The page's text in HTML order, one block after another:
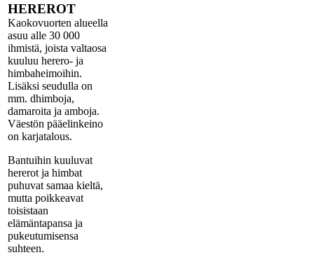
HEREROT
Kaokovuorten alueella
asuu alle 30 000
ihmistä, joista valtaosa
kuuluu herero- ja
himbaheimoihin.
Lisäksi seudulla on
mm. dhimboja,
damaroita ja amboja.
Väestön pääelinkeino
on karjatalous.
Bantuihin kuuluvat
hererot ja himbat
puhuvat samaa kieltä,
mutta poikkeavat
toisistaan
elämäntapansa ja
pukeutumisensa
suhteen.